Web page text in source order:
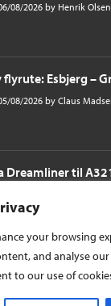
your browsing
and analyse
to our use of
08/2026 by Henrik Olsen
flyrute: Esbjerg –
08/2026 by Claus
Dreamliner til
passagerer
i et single aisle
2026 -